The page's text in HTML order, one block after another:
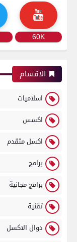
60K
الاقسام
اسلاميات
اكسس
اكسل متقدم
برامج
برامج مجانية
تقنية
دوال الاكسل